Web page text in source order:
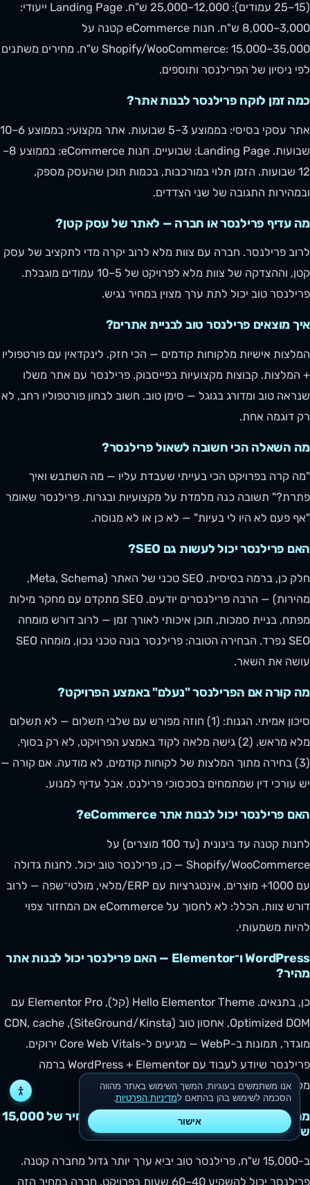
(15–25 עמודים): 12,000–25,000 ש"ח. Landing Page ייעודי:
3,000–8,000 ש"ח. חנות eCommerce קטנה על
Shopify/WooCommerce: 15,000–35,000 ש"ח. מחירים משתנים
לפי ניסיון של הפרילנסר ותוספים.
כמה זמן לוקח פרילנסר לבנות אתר?
אתר עסקי בסיסי: בממוצע 3–5 שבועות. אתר מקצועי: בממוצע 6–10
שבועות. Landing Page: שבועיים. חנות eCommerce: בממוצע 8–
12 שבועות. הזמן תלוי במורכבות, בכמות תוכן שהעסק מספק,
ובמהירות התגובה של שני הצדדים.
מה עדיף פרילנסר או חברה — לאתר של עסק קטן?
לרוב פרילנסר. חברה עם צוות מלא לרוב יקרה מדי לתקציב של עסק
קטן, וההצדקה של צוות מלא לפרויקט של 5–10 עמודים מוגבלת.
פרילנסר טוב יכול לתת ערך מצוין במחיר נגיש.
איך מוצאים פרילנסר טוב לבניית אתרים?
המלצות אישיות מלקוחות קודמים — הכי חזק. לינקדאין עם פורטפוליו
+ המלצות. קבוצות מקצועיות בפייסבוק. פרילנסר עם אתר משלו
שנראה טוב ומדורג בגוגל — סימן טוב. חשוב לבחון פורטפוליו רחב, לא
רק דוגמה אחת.
מה השאלה הכי חשובה לשאול פרילנסר?
"מה קרה בפרויקט הכי בעייתי שעבדת עליו — מה השתבש ואיך
פתרת?" תשובה כנה מלמדת על מקצועיות ובגרות. פרילנסר שאומר
"אף פעם לא היו לי בעיות" — לא כן או לא מנוסה.
האם פרילנסר יכול לעשות גם SEO?
חלק כן, ברמה בסיסית. SEO טכני של האתר (Meta, Schema,
מהירות) — הרבה פרילנסרים יודעים. SEO מתקדם עם מחקר מילות
מפתח, בניית סמכות, תוכן איכותי לאורך זמן — לרוב דורש מומחה
SEO נפרד. הבחירה הטובה: פרילנסר בונה טכני נכון, מומחה SEO
עושה את השאר.
מה קורה אם הפרילנסר "נעלם" באמצע הפרויקט?
סיכון אמיתי. הגנות: (1) חוזה מפורש עם שלבי תשלום — לא תשלום
מלא מראש. (2) גישה מלאה לקוד באמצע הפרויקט, לא רק בסוף.
(3) בחירה מתוך המלצות של לקוחות קודמים, לא מודעה. אם קורה —
יש עורכי דין שמתמחים בסכסוכי פרילנס, אבל עדיף למנוע.
האם פרילנסר יכול לבנות אתר eCommerce?
לחנות קטנה עד בינונית (עד 100 מוצרים) על
Shopify/WooCommerce — כן, פרילנסר טוב יכול. לחנות גדולה
עם 1000+ מוצרים, אינטגרציות עם ERP/מלאי, מולטי־שפה — לרוב
דורש צוות. הכלל: לא לחסוך על eCommerce אם המחזור צפוי
להיות משמעותי.
WordPress ו־Elementor — האם פרילנסר יכול לבנות אתר
מהיר?
כן, בתנאים. Hello Elementor Theme (קל), Elementor Pro עם
Optimized DOM, אחסון טוב (SiteGround/Kinsta), CDN, cache
מוגדר, תמונות ב-WebP — מגיעים ל-Core Web Vitals ירוקים.
פרילנסר שיודע לעבוד עם WordPress + Elementor ברמה
מקצועית — יבנה אתר מהיר.
מה עדיף פרילנסר או חברה לבניית אתר — במחיר של 15,000
ש"ח?
ב-15,000 ש"ח, פרילנסר טוב יביא ערך יותר גדול מחברה קטנה.
פרילנסר יכול להשקיע 40–60 שעות בפרויקט. חברה במחיר הזה
אנו משתמשים בעוגיות. המשך השימוש באתר מהווה
הסכמה לשימוש בהן בהתאם למדיניות הפרטיות.
אישור